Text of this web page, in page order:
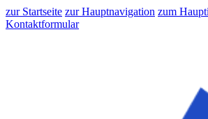
zur Startseite zur Hauptnavigation zum
Kontaktformular